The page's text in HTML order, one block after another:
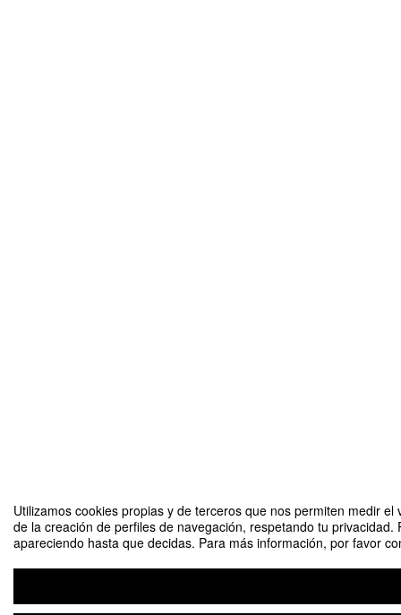
Utilizamos cookies propias y de terceros que nos permiten medir
de la creación de perfiles de navegación, respetando tu
apareciendo hasta que decidas. Para más información, por favor